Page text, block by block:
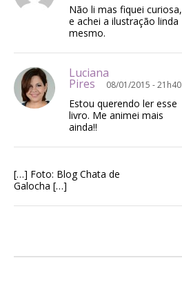
Não li mas fiquei curiosa,
e achei a ilustração linda
mesmo.
Luciana
Pires 08/01/2015 - 21h40
Estou querendo ler esse
livro. Me animei mais
ainda!!
[…] Foto: Blog Chata de
Galocha […]